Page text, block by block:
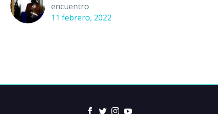
encuentro
11 febrero, 2022